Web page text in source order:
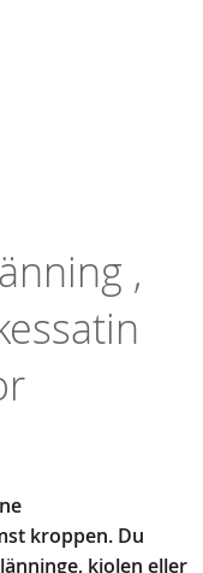
,
kroppen. Du
kjolen eller